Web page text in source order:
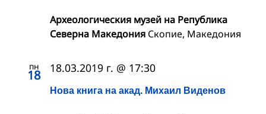
Археологическия музей на Република
Северна Македония Скопие, Македония
пн
18
Нова книга на акад. Михаил Виденов
18.03.2019 г. @ 17:30